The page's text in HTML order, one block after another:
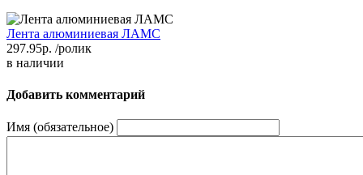
Лента алюминиевая ЛАМС
297.95р. /ролик
в наличии
Добавить комментарий
Имя (обязательное)